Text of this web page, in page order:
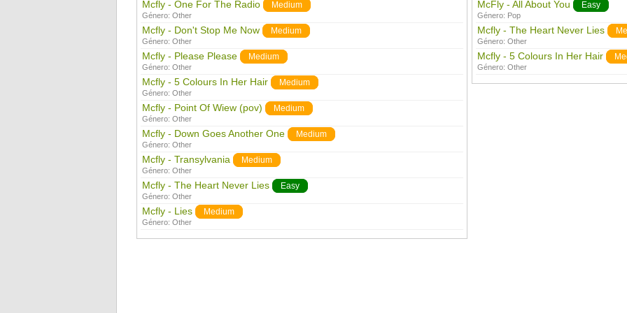
Mcfly - One For The Radio Medium
Género: Other
Mcfly - Don't Stop Me Now Medium
Género: Other
Mcfly - Please Please Medium
Género: Other
Mcfly - 5 Colours In Her Hair Medium
Género: Other
Mcfly - Point Of Wiew (pov) Medium
Género: Other
Mcfly - Down Goes Another One Medium
Género: Other
Mcfly - Transylvania Medium
Género: Other
Mcfly - The Heart Never Lies Easy
Género: Other
Mcfly - Lies Medium
Género: Other
McFly - All About You Easy
Género: Pop
Mcfly - The Heart Never Lies
Género: Other
Mcfly - 5 Colours In Her Hair
Género: Other